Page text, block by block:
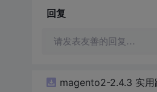
回复
请发表友善的回复…
magento2-2.4.3 实用